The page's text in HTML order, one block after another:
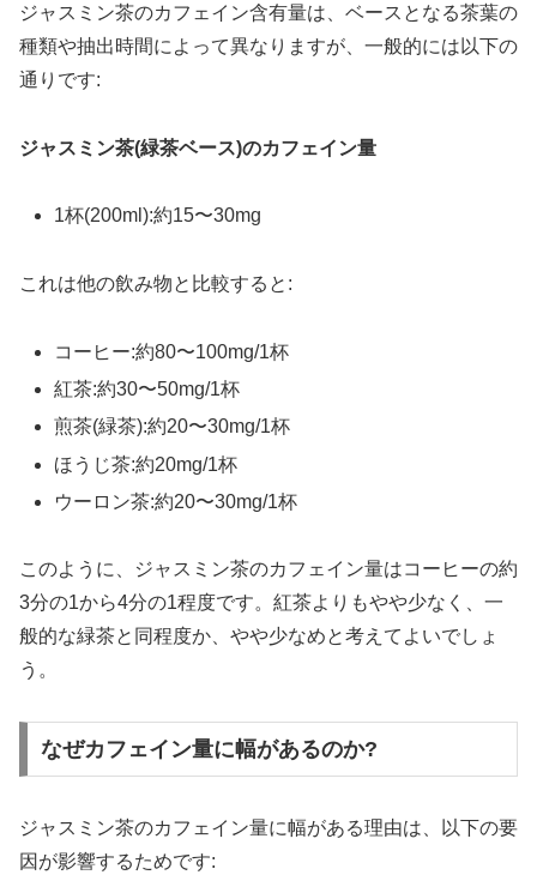
ジャスミン茶のカフェイン含有量は、ベースとなる茶葉の
種類や抽出時間によって異なりますが、一般的には以下の
通りです:
ジャスミン茶(緑茶ベース)のカフェイン量
1杯(200ml):約15〜30mg
これは他の飲み物と比較すると:
コーヒー:約80〜100mg/1杯
紅茶:約30〜50mg/1杯
煎茶(緑茶):約20〜30mg/1杯
ほうじ茶:約20mg/1杯
ウーロン茶:約20〜30mg/1杯
このように、ジャスミン茶のカフェイン量はコーヒーの約
3分の1から4分の1程度です。紅茶よりもやや少なく、一
般的な緑茶と同程度か、やや少なめと考えてよいでしょ
う。
なぜカフェイン量に幅があるのか?
ジャスミン茶のカフェイン量に幅がある理由は、以下の要
因が影響するためです: